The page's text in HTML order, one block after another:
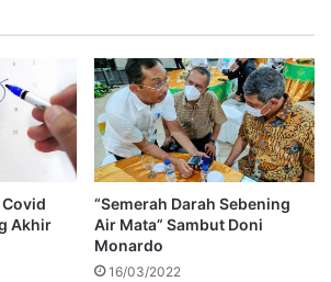
Akhir
“Semerah Darah Sebening
Air Mata” Sambut Doni
Monardo
16/03/2022